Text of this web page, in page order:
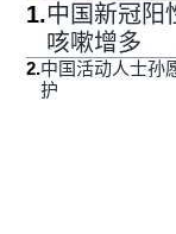
1.中国新冠
咳嗽增多
2.中国活动人士孙
护